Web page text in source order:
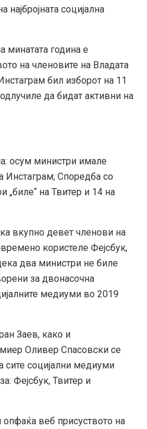
најбројната социјална
минатата година е
на членовите на Владата
бил изборот на 11
да бидат активни на
осум министри имале
Инстаграм; Споредба со
„биле“ на Твитер и 14 на
вкупно девет членови на
користеле Фејсбук,
два министри не биле
за двонасочна
медиуми во 2019
Заев, како и
Оливер Спасовски се
сите социјални медиуми
Фејсбук, Твитер и
веб присуството на